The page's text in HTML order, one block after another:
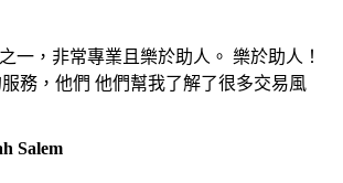
一，非常專業且樂於助人。 樂於助人！
務，他們 他們幫我了解了很多交易風
Salem